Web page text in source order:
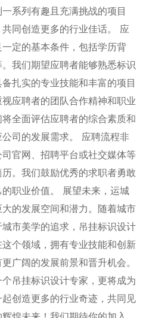
系列有趣且充满挑战的项目
同创造更多的行业佳话。 应
定的基本条件，包括学历背
我们期望应聘者能够熟悉标识
扎实的专业技能和丰富的项目
应聘者的团队合作精神和职业
全面评估应聘者的综合素质和
司的发展需求。 应聘流程非
官网、招聘平台或社交媒体等
。我们鼓励优秀的求职者勇敢
职业价值。 展望未来，运城
的发展空间和潜力。随着城市
市美学的追求，吊挂标识设计
个领域，拥有专业技能和创新
广阔的发展前景和晋升机会。
吊挂标识设计专家，更将成为
创造更多的行业奇迹，共同见